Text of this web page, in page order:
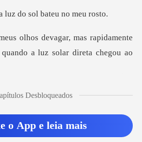
luz do sol b
mas rapidamente
Desbloqueados
o App e leia mais